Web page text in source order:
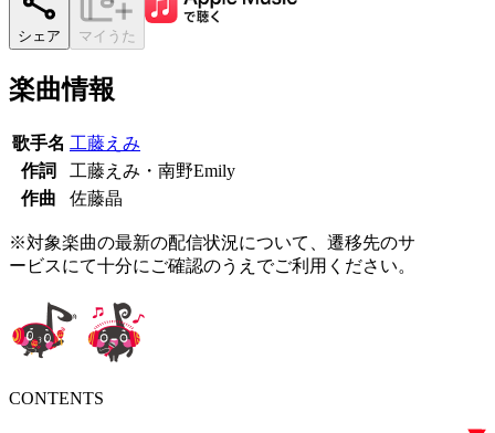
シェア マイうた
楽曲情報
歌手名 工藤えみ
作詞
工藤えみ・南野Emily
作曲
佐藤晶
※対象楽曲の最新の配信状況について、遷移先のサ
ービスにて十分にご確認のうえでご利用ください。
CONTENTS